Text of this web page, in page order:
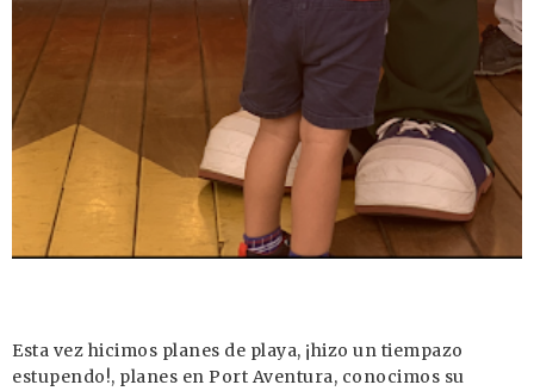
Esta vez hicimos planes de playa, ¡hizo un tiempazo
estupendo!, planes en Port Aventura, conocimos su